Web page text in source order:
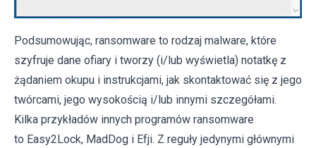
Podsumowując, ransomware to rodzaj malware, które
szyfruje dane ofiary i tworzy (i/lub wyświetla) notatkę z
żądaniem okupu i instrukcjami, jak skontaktować się z jego
twórcami, jego wysokością i/lub innymi szczegółami.
Kilka przykładów innych programów ransomware
to Easy2Lock, MadDog i Efji. Z reguły jedynymi głównymi